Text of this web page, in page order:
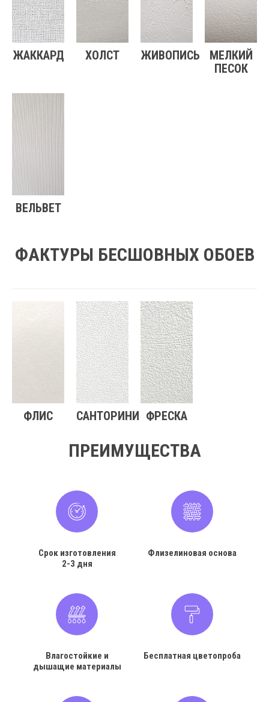
ЖАККАРД ХОЛСТ ЖИВОПИСЬ
МЕЛКИЙ
ПЕСОК
ВЕЛЬВЕТ
ФАКТУРЫ БЕСШОВНЫХ ОБОЕВ
ФЛИС САНТОРИНИ ФРЕСКА
ПРЕИМУЩЕСТВА
Срок изготовления
2-3 дня
Флизелиновая основа
Влагостойкие и
дышащие материалы
Бесплатная цветопроба